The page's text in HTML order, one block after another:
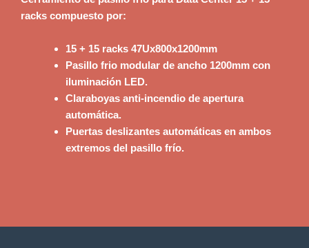
racks compuesto por:
15 + 15 racks 47Ux800x1200mm
Pasillo frio modular de ancho 1200mm con
iluminación LED.
Claraboyas anti-incendio de apertura
automática.
Puertas deslizantes automáticas en ambos
extremos del pasillo frío.